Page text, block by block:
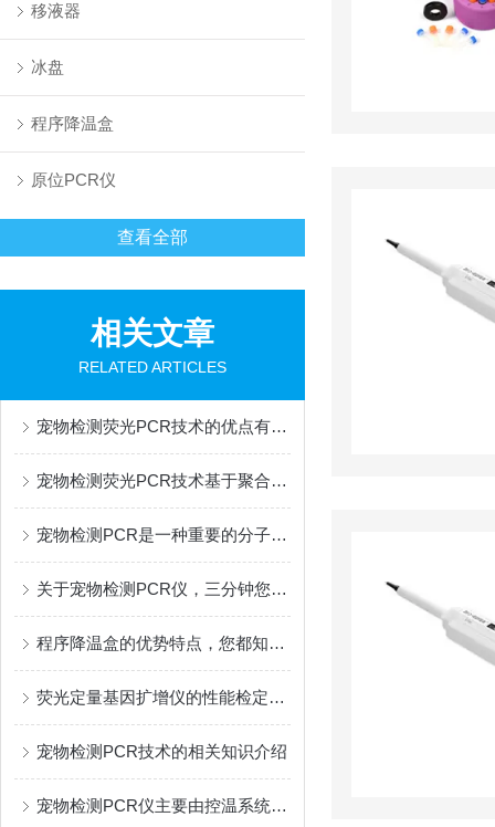
移液器
冰盘
程序降温盒
原位PCR仪
查看全部
相关文章
RELATED ARTICLES
宠物检测荧光PCR技术的优点有哪些？
宠物检测荧光PCR技术基于聚合酶链式反应原理
宠物检测PCR是一种重要的分子生物学技术
关于宠物检测PCR仪，三分钟您就懂
程序降温盒的优势特点，您都知道吗？
荧光定量基因扩增仪的性能检定方法
宠物检测PCR技术的相关知识介绍
宠物检测PCR仪主要由控温系统、反应体系和检测系统组成